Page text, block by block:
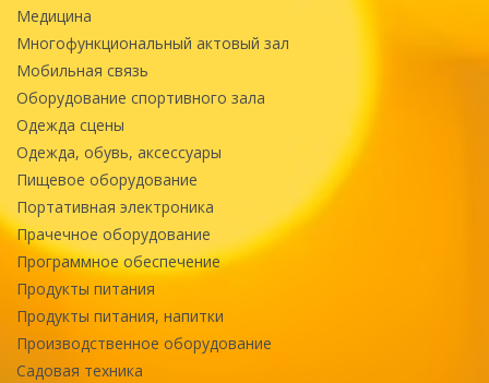
Медицина
Многофункциональный актовый зал
Мобильная связь
Оборудование спортивного зала
Одежда сцены
Одежда, обувь, аксессуары
Пищевое оборудование
Портативная электроника
Прачечное оборудование
Программное обеспечение
Продукты питания
Продукты питания, напитки
Производственное оборудование
Садовая техника